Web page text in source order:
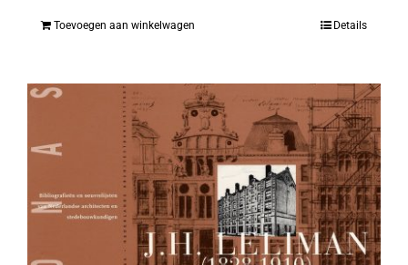
Toevoegen aan winkelwagen Details